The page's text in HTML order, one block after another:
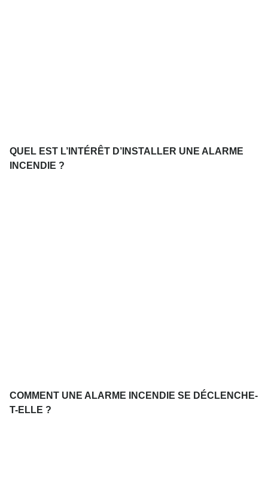
QUEL EST L’INTÉRÊT D’INSTALLER UNE ALARME
INCENDIE ?
COMMENT UNE ALARME INCENDIE SE DÉCLENCHE-
T-ELLE ?